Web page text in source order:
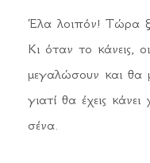
Έλα λοιπόν! Τώρα
Κι όταν το κάνεις,
μεγαλώσουν και θα
γιατί θα έχεις
σένα.